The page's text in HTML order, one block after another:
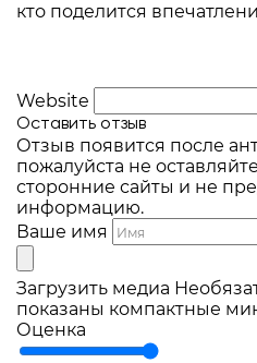
кто поделится
Website
Оставить отзыв
Отзыв появится после
пожалуйста не
сторонние сайты и не
информацию.
Ваше имя
Загрузить медиа
показаны компактные
Оценка